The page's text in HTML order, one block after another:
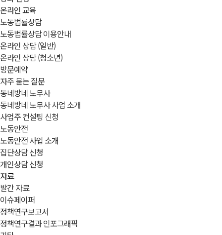
온라인 교육
노동법률상담
노동법률상담 이용안내
온라인 상담 (일반)
온라인 상담 (청소년)
방문예약
자주 묻는 질문
동네방네 노무사
동네방네 노무사 사업 소개
사업주 컨설팅 신청
노동안전
노동안전 사업 소개
집단상담 신청
개인상담 신청
자료
발간 자료
이슈페이퍼
정책연구보고서
정책연구결과 인포그래픽